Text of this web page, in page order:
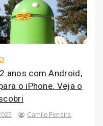
anos com Android,
o iPhone. Veja o
Camilo Ferreira